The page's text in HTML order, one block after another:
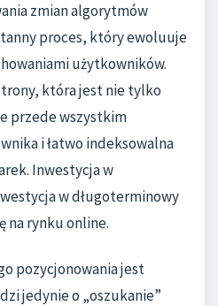
zmian algorytmów
proces, który ewoluuje
użytkowników.
która jest nie tylko
przede wszystkim
i łatwo indeksowalna
Inwestycja w
w długoterminowy
na rynku online.
pozycjonowania jest
jedynie o „oszukanie”